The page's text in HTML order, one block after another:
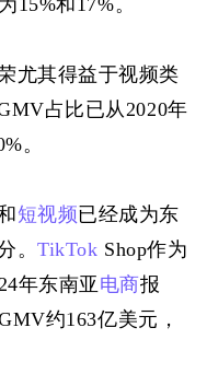
15%和17%。
尤其得益于视频类
占比已从2020年
。
短视频已经成为东
。TikTok Shop作为
年东南亚 电商报
约163亿美元，